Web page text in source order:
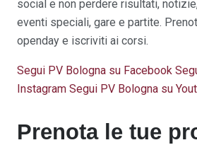
social e non perdere risultati,
eventi speciali, gare e partite.
openday e iscriviti ai corsi.
Segui PV Bologna su Facebook
Instagram Segui PV Bologna su
Prenota le tue